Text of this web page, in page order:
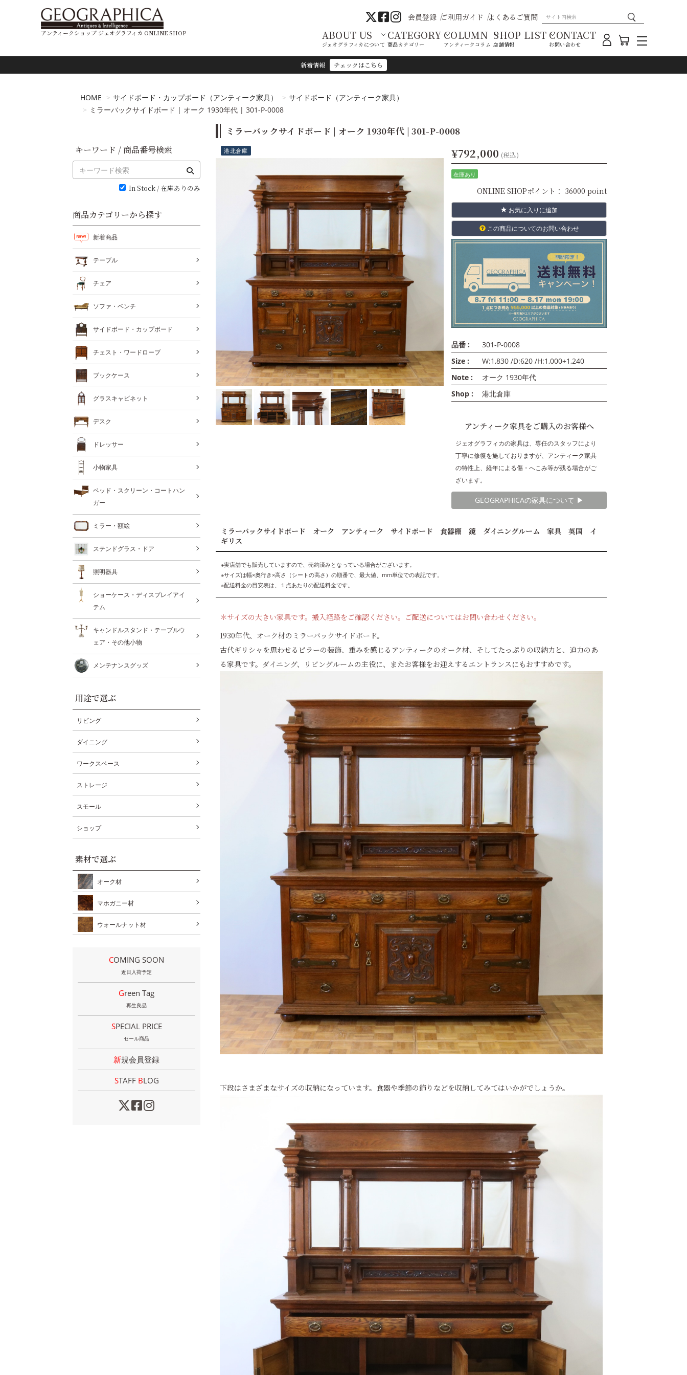
新着情報 チェックはこちら
アンティークショップ ジェオグラフィカ ONLINE SHOP
会員登録 ご利用ガイド よくあるご質問
ABOUT US
ジェオグラフィカについて
CATEGORY
商品カテゴリー
COLUMN
アンティークコラム
SHOP LIST
店舗情報
CONTACT
お問い合わせ
HOME サイドボード・カップボード（アンティーク家具）
サイドボード（アンティーク家具）
ミラーバックサイドボード | オーク 1930年代 | 301-P-0008
ミラーバックサイドボード | オーク 1930年代 | 301-P-0008
港北倉庫 ¥792,000 (税込)
在庫あり
ONLINE SHOPポイント： 36000 point
お気に入りに追加
この商品についてのお問い合わせ
品番 :
301-P-0008
Size :
W:1,830 /D:620 /H:1,000+1,240
Note :
オーク 1930年代
Shop :
港北倉庫
アンティーク家具をご購入のお客様へ
ジェオグラフィカの家具は、専任のスタッフにより
丁寧に修復を施しておりますが、アンティーク家具
の特性上、経年による傷・へこみ等が残る場合がご
ざいます。
GEOGRAPHICAの家具について ▶︎
ミラーバックサイドボード オーク アンティーク サイドボード 食器棚 鏡 ダイニングルーム 家具 英国 イ
ギリス
※実店舗でも販売していますので、売約済みとなっている場合がございます。
※サイズは幅×奥行き×高さ（シートの高さ）の順番で、最大値、mm単位での表記です。
※配送料金の目安表は、１点あたりの配送料金です。
＊サイズの大きい家具です。搬入経路をご確認ください。ご配送についてはお問い合わせください。
1930年代、オーク材のミラーバックサイドボード。
古代ギリシャを思わせるピラーの装飾、重みを感じるアンティークのオーク材、そしてたっぷりの収納力と、迫力のあ
る家具です。ダイニング、リビングルームの主役に、またお客様をお迎えするエントランスにもおすすめです。
下段はさまざまなサイズの収納になっています。食器や季節の飾りなどを収納してみてはいかがでしょうか。
キーワード / 商品番号検索
In Stock / 在庫ありのみ
商品カテゴリーから探す
新着商品
テーブル
チェア
ソファ・ベンチ
サイドボード・カップボード
チェスト・ワードローブ
ブックケース
グラスキャビネット
デスク
ドレッサー
小物家具
ベッド・スクリーン・コートハン
ガー
ミラー・額絵
ステンドグラス・ドア
照明器具
ショーケース・ディスプレイアイ
テム
キャンドルスタンド・テーブルウ
ェア・その他小物
メンテナンスグッズ
用途で選ぶ
リビング
ダイニング
ワークスペース
ストレージ
スモール
ショップ
素材で選ぶ
オーク材
マホガニー材
ウォールナット材
COMING SOON
近日入荷予定
Green Tag
再生良品
SPECIAL PRICE
セール商品
新規会員登録
STAFF BLOG